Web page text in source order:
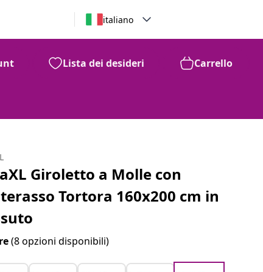
italiano
Lista dei desideri Carrello
Giroletto a Molle con
Tortora 160x200 cm in
(8 opzioni disponibili)